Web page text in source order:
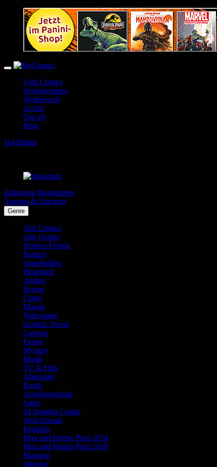
User Comics
Verlagscomics
Wettbewerb
Archiv
Top 20
Blog
Hochladen
Einloggen Registrieren
Autoren & Zeichner
Genre
Alle Comics
Alle Genres
Science Fiction
Fantasy
Superhelden
Historisch
Andere
Horror
Crime
Manga
Videogame
Graphic Novel
Cartoon
Funny
Mystery
Musik
TV & Film
Abenteuer
Erotik
Autobiografisch
Satire
24 Stunden Comic
Web-Special
Englisch
Max und Moritz-Preis 2014
Max und Moritz-Preis 2016
Magazin
Inktober